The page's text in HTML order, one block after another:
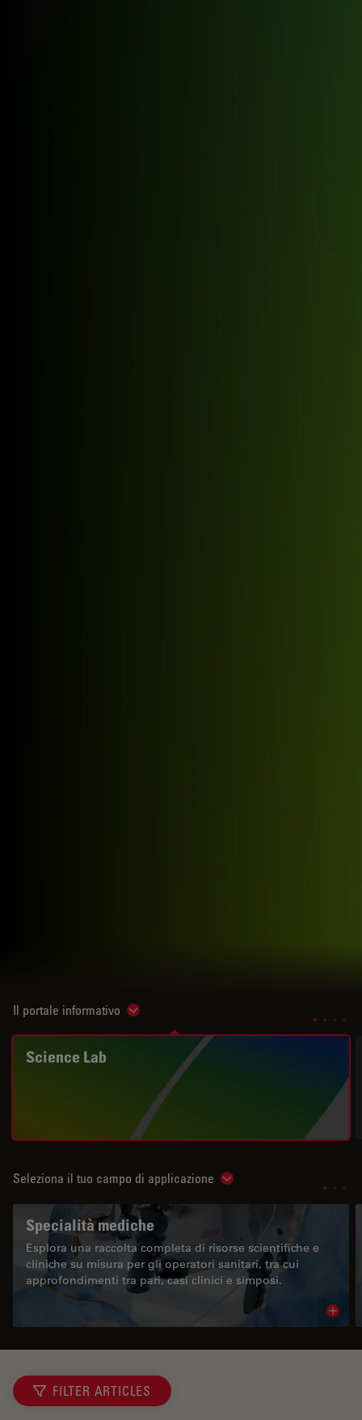
Il portale informativo Show subnavigation
Science Lab
Seleziona il tuo campo di applicazione Show subnavigation
Specialità mediche
Esplora una raccolta completa di risorse scientifiche e
cliniche su misura per gli operatori sanitari, tra cui
approfondimenti tra pari, casi clinici e simposi.
FILTER ARTICLES